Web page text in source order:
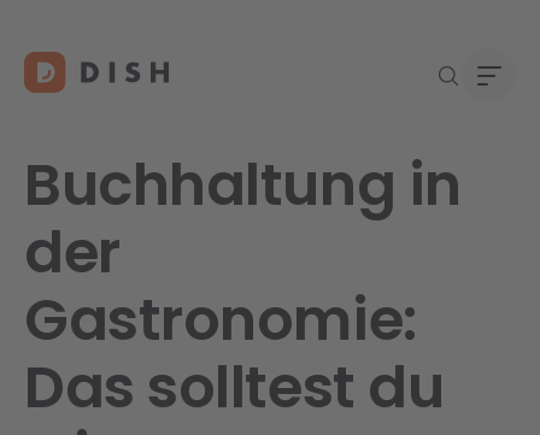
Buchhaltung in
der
Gastronomie:
Das solltest du